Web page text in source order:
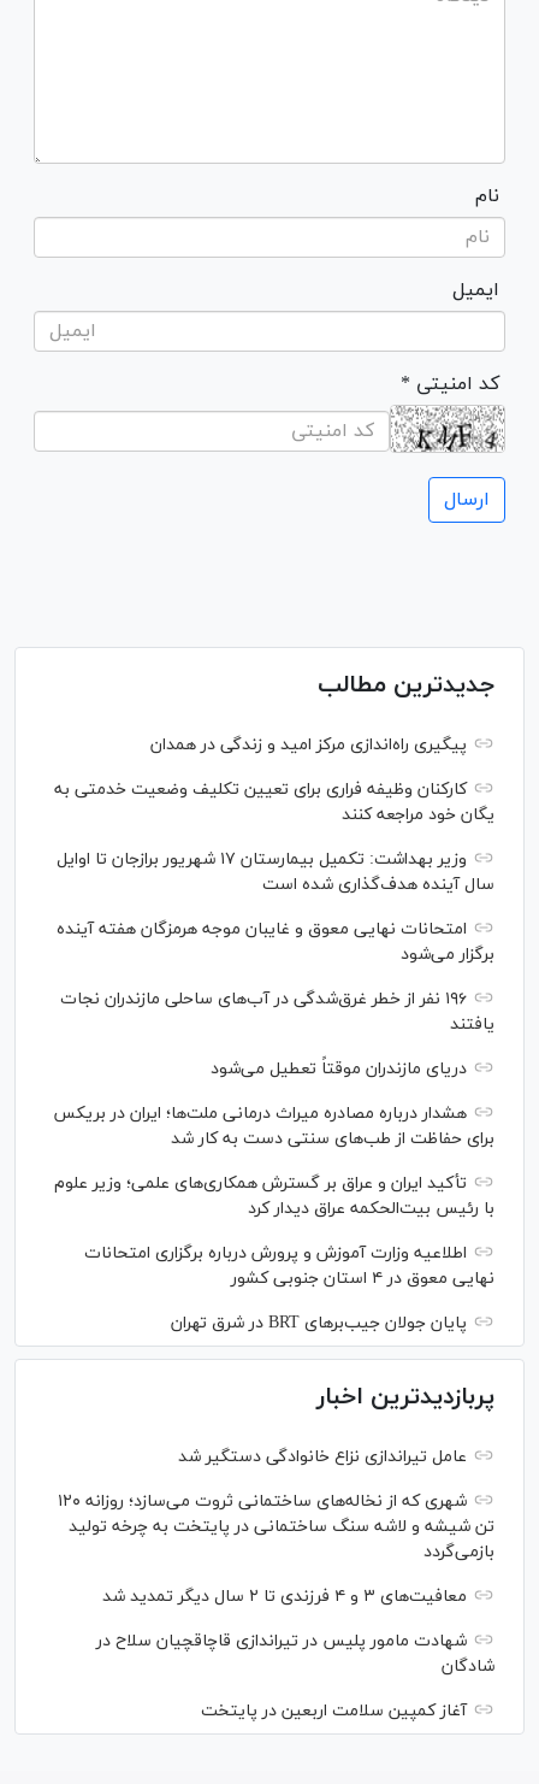
نام
ایمیل
* کد امنیتی
جدیدترین مطالب
پیگیری راه‌اندازی مرکز امید و زندگی در همدان
کارکنان وظیفه فراری برای تعیین تکلیف وضعیت خدمتی به
یگان خود مراجعه کنند
وزیر بهداشت: تکمیل بیمارستان ۱۷ شهریور برازجان تا اوایل
سال آینده هدف‌گذاری شده است
امتحانات نهایی معوق و غایبان موجه هرمزگان هفته آینده
برگزار می‌شود
۱۹۶ نفر از خطر غرق‌شدگی در آب‌های ساحلی مازندران نجات
یافتند
دریای مازندران موقتاً تعطیل می‌شود
هشدار درباره مصادره میراث درمانی ملت‌ها؛ ایران در بریکس
برای حفاظت از طب‌های سنتی دست به کار شد
تأکید ایران و عراق بر گسترش همکاری‌های علمی؛ وزیر علوم
با رئیس بیت‌الحکمه عراق دیدار کرد
اطلاعیه وزارت آموزش و پرورش درباره برگزاری امتحانات
نهایی معوق در ۴ استان جنوبی کشور
پایان جولان جیب‌بر‌های BRT در شرق تهران
پربازدیدترین اخبار
عامل تیراندازی نزاع خانوادگی دستگیر شد
شهری که از نخاله‌های ساختمانی ثروت می‌سازد؛ روزانه ۱۲۰
تن شیشه و لاشه سنگ ساختمانی در پایتخت به چرخه تولید
بازمی‌گردد
معافیت‌های ۳ و ۴ فرزندی تا ۲ سال دیگر تمدید شد
شهادت مامور پلیس در تیراندازی قاچاقچیان سلاح در
شادگان
آغاز کمپین سلامت اربعین در پایتخت